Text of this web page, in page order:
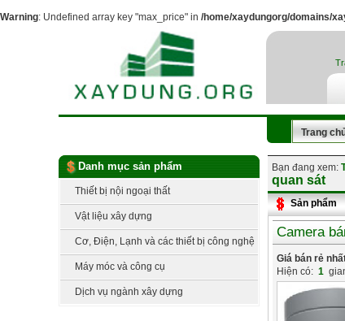
Warning: Undefined array key "max_price" in /home/xaydungorg/domains/
Trang
Danh mục sản phẩm
Thiết bị nội ngoại thất
Vật liệu xây dựng
Cơ, Điện, Lạnh và các thiết bị công nghệ
Máy móc và công cụ
Dịch vụ ngành xây dựng
Bạn đang xem:
quan sát
Sản phẩm
Camera
Giá bán rẻ
Hiện có: 1